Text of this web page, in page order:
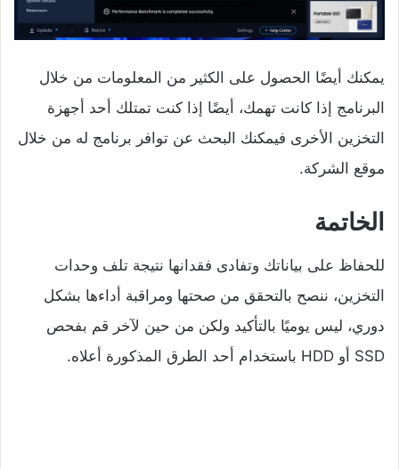
يمكنك أيضًا الحصول على الكثير من المعلومات من خلال
البرنامج إذا كانت تهمك، أيضًا إذا كنت تمتلك أحد أجهزة
التخزين الأخرى فيمكنك البحث عن توافر برنامج له من خلال
موقع الشركة.
الخاتمة
للحفاظ على بياناتك وتفادى فقدانها نتيجة تلف وحدات
التخزين، ننصح بالتحقق من صحتها ومراقبة أداءها بشكل
دوري، ليس يوميًا بالتأكيد ولكن من حين لآخر قم بفحص
SSD أو HDD باستخدام أحد الطرق المذكورة أعلاه.